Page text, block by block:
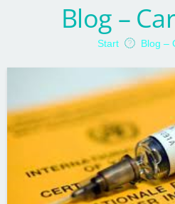
Blog –
Start Blog –
PATIENTENINFORMATIONEN